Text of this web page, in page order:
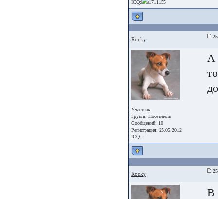
ICQ:
1711155
Rocky 25
Участник
Группа: Посетители
Сообщений: 10
Регистрация: 25.05.2012
ICQ:--
А
Rocky 25
В